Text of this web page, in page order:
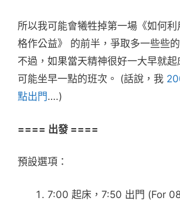
所以我可能會犧牲掉第一場《如何
格作公益》 的前半，爭取多一些些
不過，如果當天精神很好一大早就
可能坐早一點的班次。 (話說，我
點出門….)
==== 出發 ====
預設選項：
7:00 起床，7:50 出門 (For